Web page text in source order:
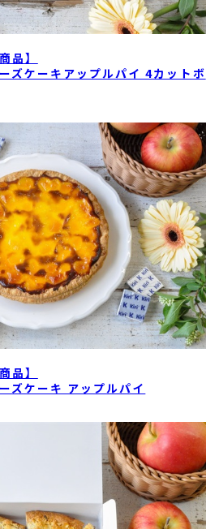
品】
ズケーキアップルパイ 4カットボ
品】
ズケーキ アップルパイ